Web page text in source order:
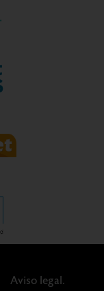
Aviso legal.